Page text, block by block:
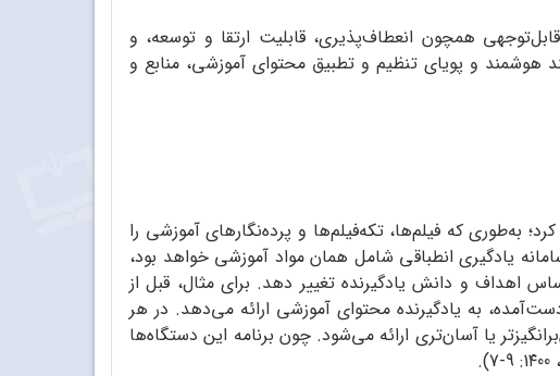
همچون انعطاف‌پذیری، قابلیت ارتقا و توسعه، و
هوشمند و پویای تنظیم و تطبیق محتوای آموزشی، منابع و
به‌طوری که فیلم‌ها، تکه‌فیلم‌‌ها و پرده‌نگارهای آموزشی را
یادگیری انطباقی شامل همان مواد آموزشی خواهد بود،
اهداف و دانش یادگیرنده تغییر دهد. برای مثال، قبل از
به یادگیرنده محتوای آموزشی ارائه می‌دهد. در هر
یا آسان‌تری ارائه می‌شود. چون برنامه این دستگاه‌ها